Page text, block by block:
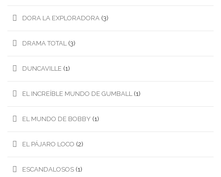
DORA LA EXPLORADORA (3)
DRAMA TOTAL (3)
DUNCAVILLE (1)
EL INCREÍBLE MUNDO DE GUMBALL (1)
EL MUNDO DE BOBBY (1)
EL PÁJARO LOCO (2)
ESCANDALOSOS (1)